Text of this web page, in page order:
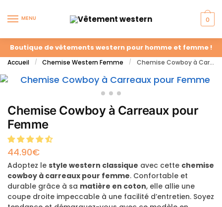
MENU 0
Boutique de vêtements western pour homme et femme !
Accueil / Chemise Western Femme / Chemise Cowboy à Carreaux pour Femme
Chemise Cowboy à Carreaux pour
Femme
44.90€
Adoptez le style western classique avec cette chemise
cowboy à carreaux pour femme. Confortable et
durable grâce à sa matière en coton, elle allie une
coupe droite impeccable à une facilité d’entretien. Soyez